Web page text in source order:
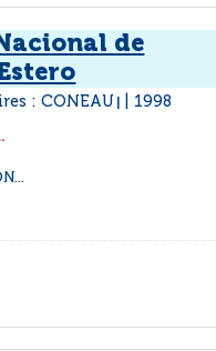
de
: CONEAU 1998